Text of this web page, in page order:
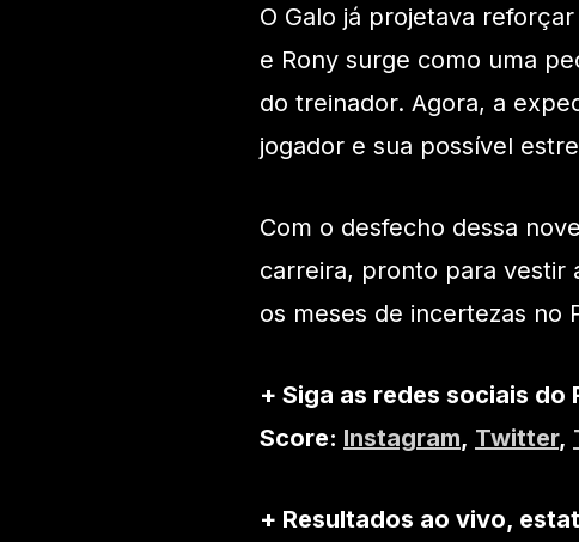
O Galo já projetava
e Rony surge como uma
do treinador. Agora, a
jogador e sua possível
Com o desfecho dessa
carreira, pronto para vestir
os meses de incertezas no
+ Siga as redes sociais do
Score: Instagram, Twitter,
+ Resultados ao vivo,